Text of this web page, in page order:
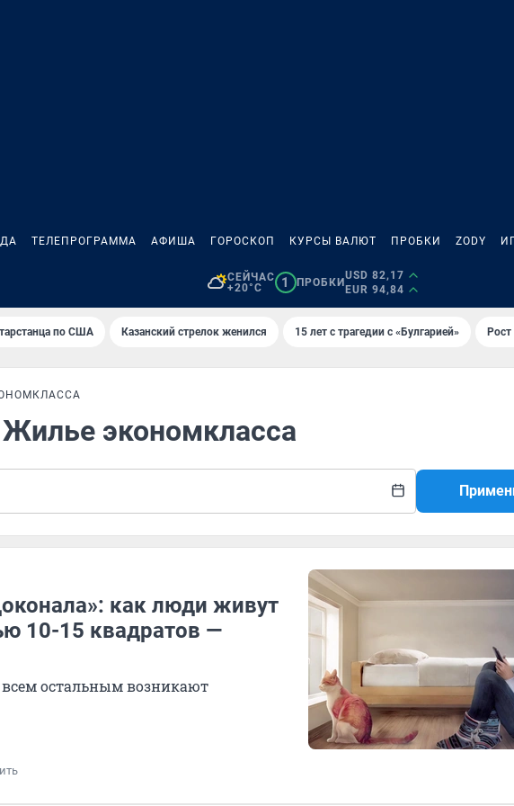
ТЕЛЕПРОГРАММА АФИША ГОРОСКОП КУРСЫ ВАЛЮТ ПРОБКИ ZODY
СЕЙЧАС
+20°C
1 ПРОБКИ
USD 82,17
EUR 94,84
по США Казанский стрелок женился 15 лет с трагедии с «Булгарией»
Жилье экономкласса
как люди живут
10-15 квадратов —
остальным возникают